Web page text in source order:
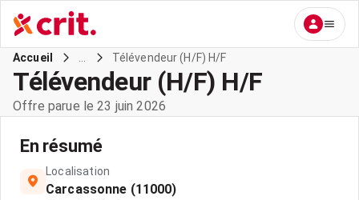
Accueil Télévendeur (H/F) H/F
Télévendeur (H/F) H/F
Offre parue le 23 juin 2026
En résumé
Localisation
Carcassonne (11000)